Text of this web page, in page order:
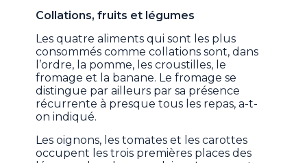
Collations, fruits et légumes
Les quatre aliments qui sont les plus
consommés comme collations sont, dans
l’ordre, la pomme, les croustilles, le
fromage et la banane. Le fromage se
distingue par ailleurs par sa présence
récurrente à presque tous les repas, a-t-
on indiqué.
Les oignons, les tomates et les carottes
occupent les trois premières places des